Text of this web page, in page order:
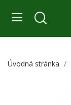
Úvodná stránka